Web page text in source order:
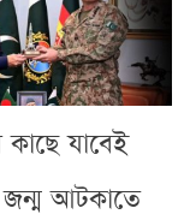
যাবেই
জন্ম আটকাতে